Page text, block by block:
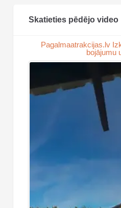
Skatieties pēdējo video
Pagalmaatrakcijas.lv
bojājumu